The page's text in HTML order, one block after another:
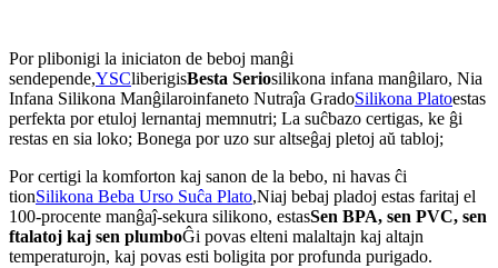
Por plibonigi la iniciaton de beboj manĝi
sendepende,YSCliberigisBesta Seriosilikona infana manĝilaro, Nia
Infana Silikona Manĝilaroinfaneto Nutraĵa GradoSilikona Platoestas
perfekta por etuloj lernantaj memnutri; La suĉbazo certigas, ke ĝi
restas en sia loko; Bonega por uzo sur altseĝaj pletoj aŭ tabloj;
Por certigi la komforton kaj sanon de la bebo, ni havas ĉi
tionSilikona Beba Urso Suĉa Plato,Niaj bebaj pladoj estas faritaj el
100-procente manĝaĵ-sekura silikono, estasSen BPA, sen PVC, sen
ftalatoj kaj sen plumboĜi povas elteni malaltajn kaj altajn
temperaturojn, kaj povas esti boligita por profunda purigado.